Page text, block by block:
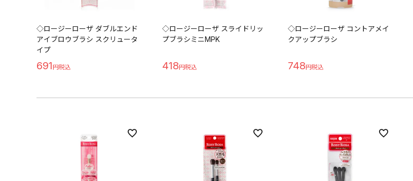
◇ロージーローザ ダブルエンド
アイブロウブラシ スクリュータ
イプ
691
◇ロージーローザ スライドリッ
プブラシミニMPK
418
◇ロージーローザ コントアメイ
クアップブラシ
748